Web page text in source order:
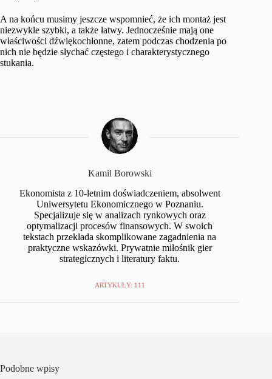
A na końcu musimy jeszcze wspomnieć, że ich montaż jest
niezwykle szybki, a także łatwy. Jednocześnie mają one
właściwości dźwiękochłonne, zatem podczas chodzenia po
nich nie będzie słychać częstego i charakterystycznego
stukania.
Kamil Borowski
Ekonomista z 10-letnim doświadczeniem, absolwent
Uniwersytetu Ekonomicznego w Poznaniu.
Specjalizuje się w analizach rynkowych oraz
optymalizacji procesów finansowych. W swoich
tekstach przekłada skomplikowane zagadnienia na
praktyczne wskazówki. Prywatnie miłośnik gier
strategicznych i literatury faktu.
ARTYKUŁY: 111
Podobne wpisy